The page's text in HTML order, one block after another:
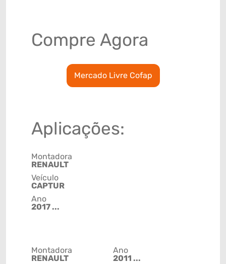
Compre Agora
Mercado Livre Cofap
Aplicações:
Montadora
RENAULT
Veículo
CAPTUR
Ano
2017 ...
Montadora
RENAULT
Ano
2011 ...